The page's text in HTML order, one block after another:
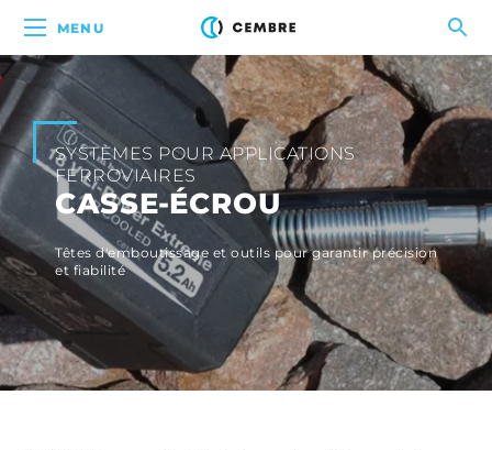
MENU
SYSTÈMES POUR APPLICATIONS
FERROVIAIRES
CASSE-ÉCROU
Têtes d'emboutissage et outils pour garantir précision
et fiabilité